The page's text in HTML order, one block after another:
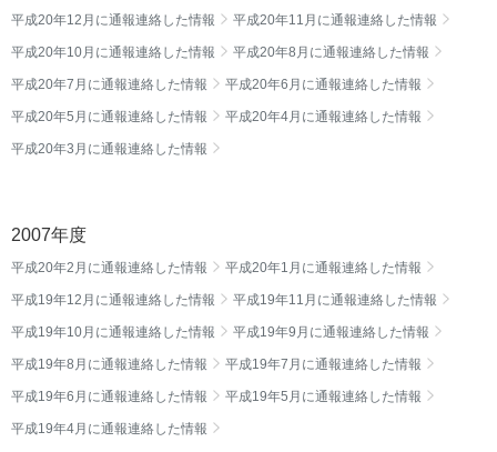
平成20年12月に通報連絡した情報 平成20年11月に通報連絡した情報
平成20年10月に通報連絡した情報 平成20年8月に通報連絡した情報
平成20年7月に通報連絡した情報 平成20年6月に通報連絡した情報
平成20年5月に通報連絡した情報 平成20年4月に通報連絡した情報
平成20年3月に通報連絡した情報
2007年度
平成20年2月に通報連絡した情報 平成20年1月に通報連絡した情報
平成19年12月に通報連絡した情報 平成19年11月に通報連絡した情報
平成19年10月に通報連絡した情報 平成19年9月に通報連絡した情報
平成19年8月に通報連絡した情報 平成19年7月に通報連絡した情報
平成19年6月に通報連絡した情報 平成19年5月に通報連絡した情報
平成19年4月に通報連絡した情報